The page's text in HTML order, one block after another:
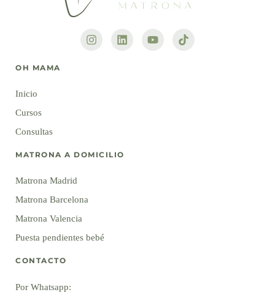
OH MAMA
Inicio
Cursos
Consultas
MATRONA A DOMICILIO
Matrona Madrid
Matrona Barcelona
Matrona Valencia
Puesta pendientes bebé
CONTACTO
Por Whatsapp: